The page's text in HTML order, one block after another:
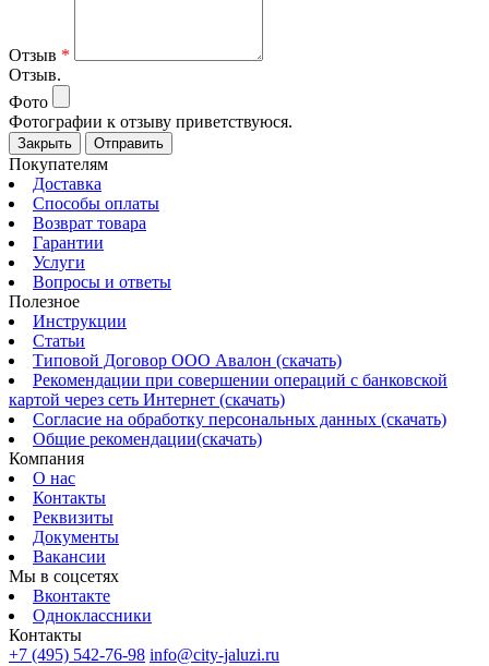
Отзыв *
Отзыв.
Фото
Фотографии к отзыву приветствуюся.
Закрыть Отправить
Покупателям
Доставка
Способы оплаты
Возврат товара
Гарантии
Услуги
Вопросы и ответы
Полезное
Инструкции
Статьи
Типовой Договор ООО Авалон (скачать)
Рекомендации при совершении операций с банковской
картой через сеть Интернет (скачать)
Согласие на обработку персональных данных (скачать)
Общие рекомендации(скачать)
Компания
О нас
Контакты
Реквизиты
Документы
Вакансии
Мы в соцсетях
Вконтакте
Одноклассники
Контакты
+7 (495) 542-76-98 info@city-jaluzi.ru